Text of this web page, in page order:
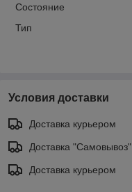
Состояние
Тип
Условия доставки
Доставка курьером
Доставка "Самовывоз"
Доставка курьером